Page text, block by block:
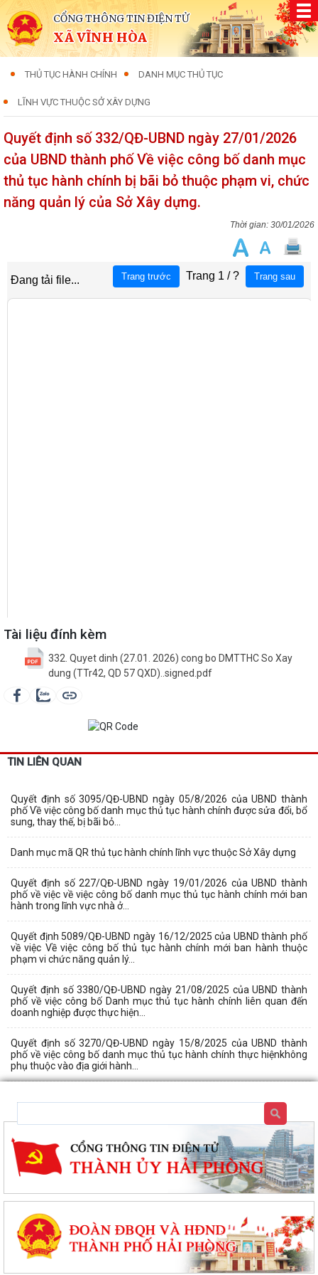
CỔNG THÔNG TIN ĐIỆN TỬ
XÃ VĨNH HÒA
THỦ TỤC HÀNH CHÍNH DANH MỤC THỦ TỤC
LĨNH VỰC THUỘC SỞ XÂY DỰNG
Quyết định số 332/QĐ-UBND ngày 27/01/2026
của UBND thành phố Về việc công bố danh mục
thủ tục hành chính bị bãi bỏ thuộc phạm vi, chức
năng quản lý của Sở Xây dựng.
30/01/2026
Tài liệu đính kèm
332. Quyet dinh (27.01. 2026) cong bo DMTTHC So Xay
dung (TTr42, QD 57 QXD)..signed.pdf
TIN LIÊN QUAN
Quyết định số 3095/QĐ-UBND ngày 05/8/2026 của UBND thành
phố Về việc công bố danh mục thủ tục hành chính được sửa đổi, bổ
sung, thay thế, bị bãi bỏ...
Danh mục mã QR thủ tục hành chính lĩnh vực thuộc Sở Xây dựng
Quyết định số 227/QĐ-UBND ngày 19/01/2026 của UBND thành
phố về việc về việc công bố danh mục thủ tục hành chính mới ban
hành trong lĩnh vực nhà ở...
Quyết định 5089/QĐ-UBND ngày 16/12/2025 của UBND thành phố
về việc Về việc công bố thủ tục hành chính mới ban hành thuộc
phạm vi chức năng quản lý...
Quyết định số 3380/QĐ-UBND ngày 21/08/2025 của UBND thành
phố về việc công bố Danh mục thủ tục hành chính liên quan đến
doanh nghiệp được thực hiện...
Quyết định số 3270/QĐ-UBND ngày 15/8/2025 của UBND thành
phố về việc công bố danh mục thủ tục hành chính thực hiệnkhông
phụ thuộc vào địa giới hành...